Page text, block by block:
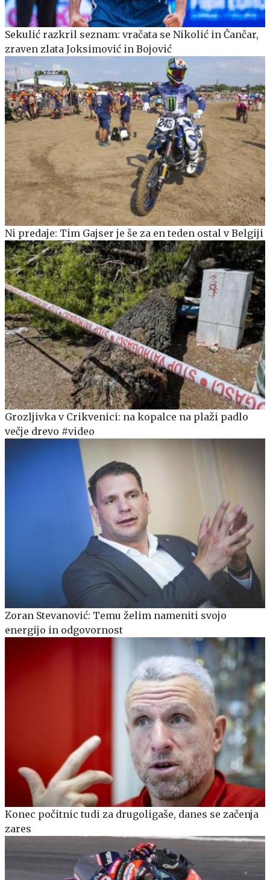
Sekulić razkril seznam: vračata se Nikolić in Čančar,
zraven zlata Joksimović in Bojović
Ni predaje: Tim Gajser je še za en teden ostal v Belgiji
Grozljivka v Crikvenici: na kopalce na plaži padlo
večje drevo #video
Zoran Stevanović: Temu želim nameniti svojo
energijo in odgovornost
Konec počitnic tudi za drugoligaše, danes se začenja
zares